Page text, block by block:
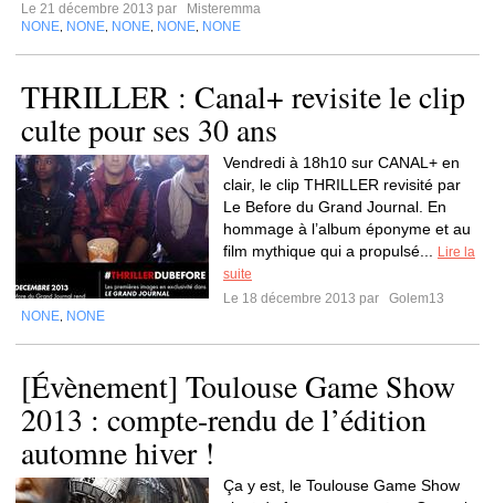
Le 21 décembre 2013 par
Misteremma
NONE NONE NONE NONE NONE
THRILLER : Canal+ revisite le clip
culte pour ses 30 ans
Vendredi à 18h10 sur CANAL+ en
clair, le clip THRILLER revisité par
Le Before du Grand Journal. En
hommage à l’album éponyme et au
film mythique qui a propulsé...
Lire la
suite
Le 18 décembre 2013 par
Golem13
NONE NONE
[Évènement] Toulouse Game Show
2013 : compte-rendu de l’édition
automne hiver !
Ça y est, le Toulouse Game Show